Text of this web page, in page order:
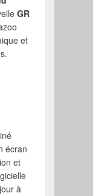
GR
et
écran
et
à